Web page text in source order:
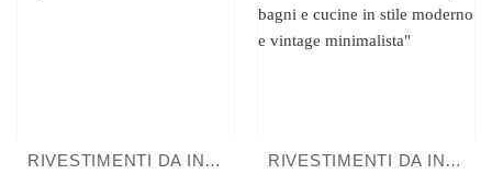
RIVESTIMENTI DA INTERNO
RIVESTIMENTI DA INTERNO